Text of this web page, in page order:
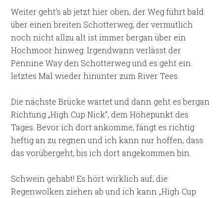
Weiter geht’s ab jetzt hier oben, der Weg führt bald
über einen breiten Schotterweg, der vermutlich
noch nicht allzu alt ist immer bergan über ein
Hochmoor hinweg. Irgendwann verlässt der
Pennine Way den Schotterweg und es geht ein
letztes Mal wieder hinunter zum River Tees.
Die nächste Brücke wartet und dann geht es bergan
Richtung „High Cup Nick“, dem Höhepunkt des
Tages. Bevor ich dort ankomme, fängt es richtig
heftig an zu regnen und ich kann nur hoffen, dass
das vorübergeht, bis ich dort angekommen bin.
Schwein gehabt! Es hört wirklich auf, die
Regenwolken ziehen ab und ich kann „High Cup